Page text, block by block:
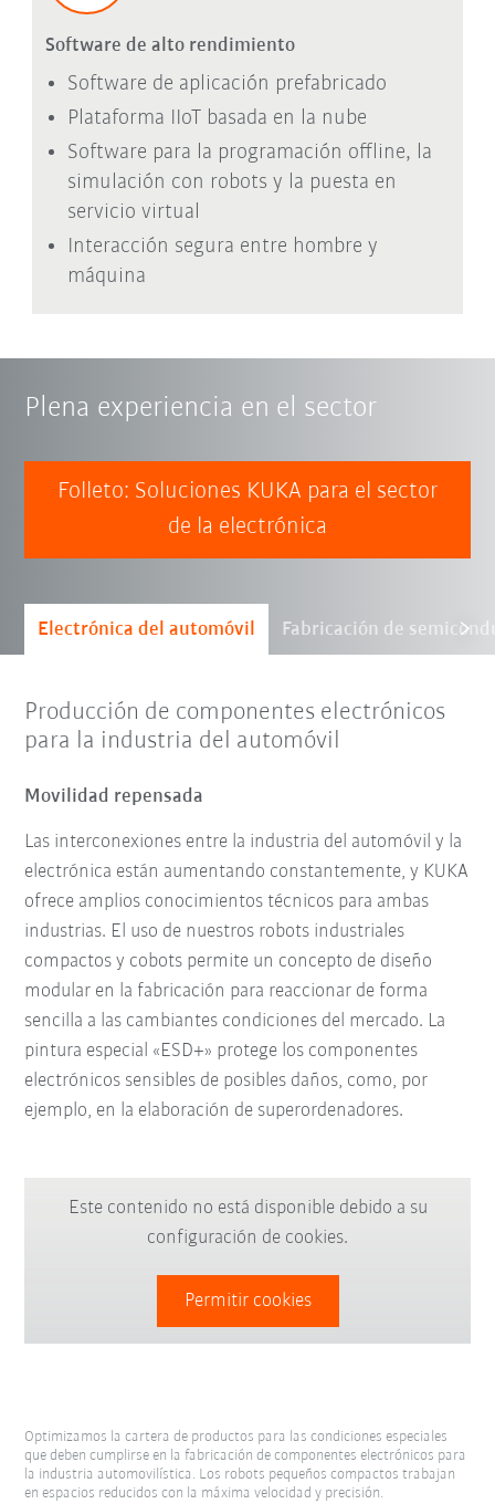
Software de alto rendimiento
Software de aplicación prefabricado
Plataforma IIoT basada en la nube
Software para la programación offline, la
simulación con robots y la puesta en
servicio virtual
Interacción segura entre hombre y
máquina
Plena experiencia en el sector
Folleto: Soluciones KUKA para el sector
de la electrónica
Electrónica del automóvil Fabricación de
Producción de componentes electrónicos
para la industria del automóvil
Movilidad repensada
Las interconexiones entre la industria del automóvil y la
electrónica están aumentando constantemente, y KUKA
ofrece amplios conocimientos técnicos para ambas
industrias. El uso de nuestros robots industriales
compactos y cobots permite un concepto de diseño
modular en la fabricación para reaccionar de forma
sencilla a las cambiantes condiciones del mercado. La
pintura especial «ESD+» protege los componentes
electrónicos sensibles de posibles daños, como, por
ejemplo, en la elaboración de superordenadores.
Este contenido no está disponible debido a su
configuración de cookies.
Permitir cookies
Optimizamos la cartera de productos para las condiciones especiales
que deben cumplirse en la fabricación de componentes electrónicos para
la industria automovilística. Los robots pequeños compactos trabajan
en espacios reducidos con la máxima velocidad y precisión.